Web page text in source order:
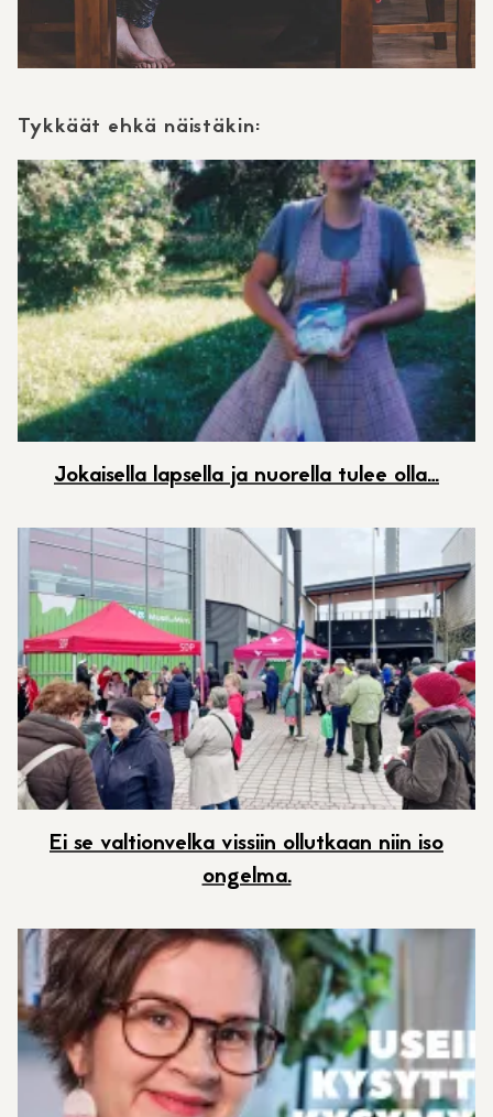
Tykkäät ehkä näistäkin:
Jokaisella lapsella ja nuorella tulee olla…
Ei se valtionvelka vissiin ollutkaan niin iso
ongelma.